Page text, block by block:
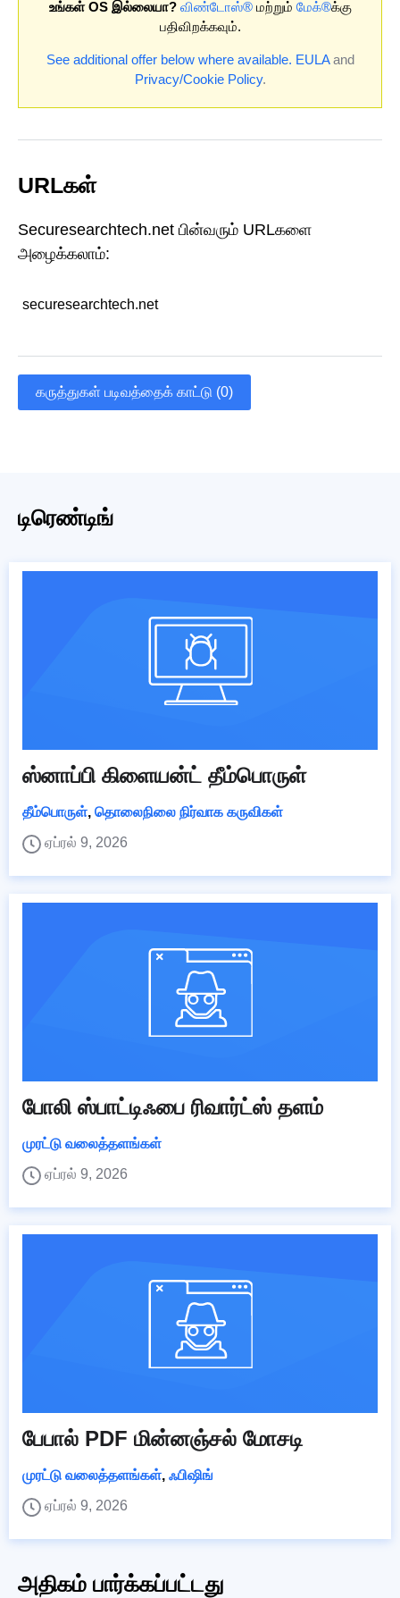
உங்கள் OS இல்லையா? விண்டோஸ்®மற்றும் மேக்®க்கு
பதிவிறக்கவும்.
See additional offer below where available. EULAand
Privacy/Cookie Policy.
URLகள்
Securesearchtech.net பின்வரும் URLகளை
அழைக்கலாம்:
securesearchtech.net
கருத்துகள் படிவத்தைக் காட்டு (0)
டிரெண்டிங்
ஸ்னாப்பி கிளையன்ட் தீம்பொருள்
தீம்பொருள், தொலைநிலை நிர்வாக கருவிகள்
ஏப்ரல் 9, 2026
போலி ஸ்பாட்டிஃபை ரிவார்ட்ஸ் தளம்
முரட்டு வலைத்தளங்கள்
ஏப்ரல் 9, 2026
பேபால் PDF மின்னஞ்சல் மோசடி
முரட்டு வலைத்தளங்கள், ஃபிஷிங்
ஏப்ரல் 9, 2026
அதிகம் பார்க்கப்பட்டது